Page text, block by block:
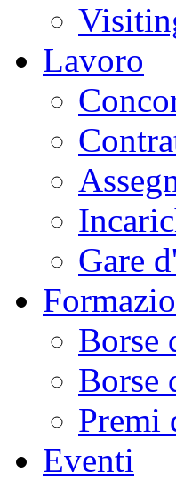
Lavoro
Gare
Borse
Borse
Premi
Eventi